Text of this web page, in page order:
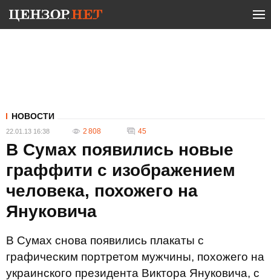
НОВОСТИ
22.01.13 16:38 2 808 45
В Сумах появились новые
граффити с изображением
человека, похожего на
Януковича
В Сумах снова появились плакаты с
графическим портретом мужчины, похожего на
украинского президента Виктора Януковича, с